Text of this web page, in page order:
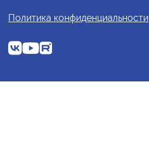
Политика конфиденциальности